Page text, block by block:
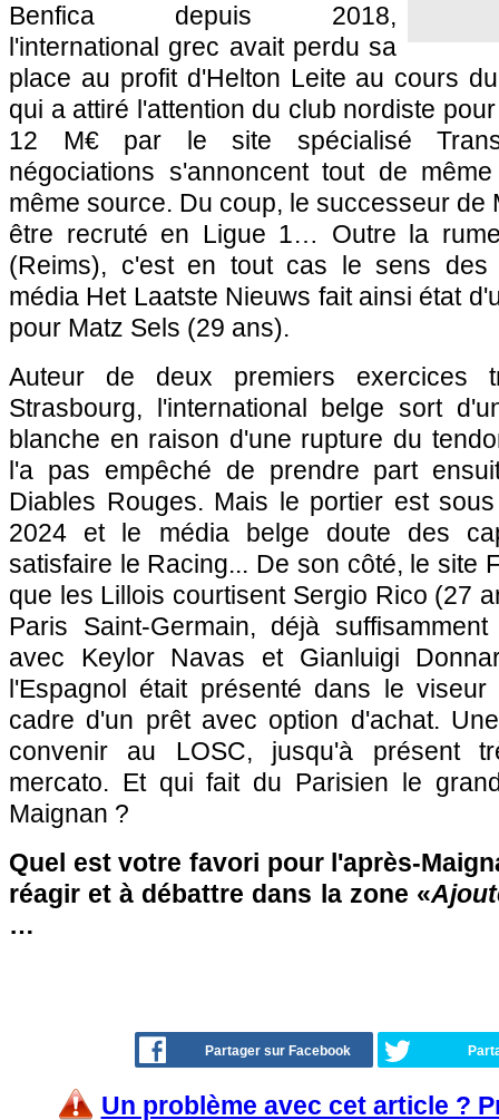
Benfica depuis 2018,
l'international grec avait perdu sa
place au profit d'Helton Leite au cours
qui a attiré l'attention du club nordiste
12 M€ par le site spécialisé
négociations s'annoncent tout de
même source. Du coup, le successeur de
être recruté en Ligue 1… Outre la
(Reims), c'est en tout cas le sens des
média Het Laatste Nieuws fait ainsi état
pour Matz Sels (29 ans).
Auteur de deux premiers exercices
Strasbourg, l'international belge sort
blanche en raison d'une rupture du
l'a pas empêché de prendre part
Diables Rouges. Mais le portier est
2024 et le média belge doute des
satisfaire le Racing... De son côté, le site
que les Lillois courtisent Sergio Rico (27
Paris Saint-Germain, déjà
avec Keylor Navas et Gianluigi
l'Espagnol était présenté dans le
cadre d'un prêt avec option d'achat.
convenir au LOSC, jusqu'à présent
mercato. Et qui fait du Parisien le
Maignan ?
Quel est votre favori pour l'après-
réagir et à débattre dans la zone «
…
Partager sur Facebook
Un problème avec cet article ?